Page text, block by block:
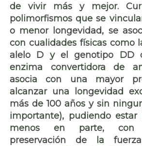
de vivir más y mejor.
polimorfismos que se
o menor longevidad, se
con cualidades físicas como
alelo D y el genotipo DD
enzima convertidora de
asocia con una mayor
alcanzar una longevidad
más de 100 años y sin
importante), pudiendo estar
menos en parte, con
preservación de la